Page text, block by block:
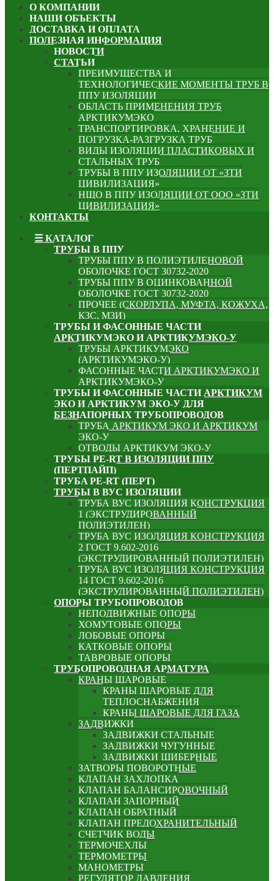
О КОМПАНИИ
НАШИ ОБЪЕКТЫ
ДОСТАВКА И ОПЛАТА
ПОЛЕЗНАЯ ИНФОРМАЦИЯ
НОВОСТИ
СТАТЬИ
ПРЕИМУЩЕСТВА И
ТЕХНОЛОГИЧЕСКИЕ МОМЕНТЫ ТРУБ В
ППУ ИЗОЛЯЦИИ
ОБЛАСТЬ ПРИМЕНЕНИЯ ТРУБ
АРКТИКУМЭКО
ТРАНСПОРТИРОВКА, ХРАНЕНИЕ И
ПОГРУЗКА-РАЗГРУЗКА ТРУБ
ВИДЫ ИЗОЛЯЦИИ ПЛАСТИКОВЫХ И
СТАЛЬНЫХ ТРУБ
ТРУБЫ В ППУ ИЗОЛЯЦИИ ОТ «ЗТИ
ЦИВИЛИЗАЦИЯ»
НЩО В ППУ ИЗОЛЯЦИИ ОТ ООО «ЗТИ
ЦИВИЛИЗАЦИЯ»
КОНТАКТЫ
☰ КАТАЛОГ
ТРУБЫ В ППУ
ТРУБЫ ППУ В ПОЛИЭТИЛЕНОВОЙ
ОБОЛОЧКЕ ГОСТ 30732-2020
ТРУБЫ ППУ В ОЦИНКОВАННОЙ
ОБОЛОЧКЕ ГОСТ 30732-2020
ПРОЧЕЕ (СКОРЛУПА, МУФТА, КОЖУХА,
КЗС, МЗИ)
ТРУБЫ И ФАСОННЫЕ ЧАСТИ
АРКТИКУМЭКО И АРКТИКУМЭКО-У
ТРУБЫ АРКТИКУМЭКО
(АРКТИКУМЭКО-У)
ФАСОННЫЕ ЧАСТИ АРКТИКУМЭКО И
АРКТИКУМЭКО-У
ТРУБЫ И ФАСОННЫЕ ЧАСТИ АРКТИКУМ
ЭКО И АРКТИКУМ ЭКО-У ДЛЯ
БЕЗНАПОРНЫХ ТРУБОПРОВОДОВ
ТРУБА АРКТИКУМ ЭКО И АРКТИКУМ
ЭКО-У
ОТВОДЫ АРКТИКУМ ЭКО-У
ТРУБЫ PE-RT В ИЗОЛЯЦИИ ППУ
(ПЕРТПАЙП)
⁠ТРУБA PE-RT (ПЕРТ)
ТРУБЫ В ВУС ИЗОЛЯЦИИ
ТРУБА ВУС ИЗОЛЯЦИЯ КОНСТРУКЦИЯ
1 (ЭКСТРУДИРОВАННЫЙ
ПОЛИЭТИЛЕН)
ТРУБА ВУС ИЗОЛЯЦИЯ КОНСТРУКЦИЯ
2 ГОСТ 9.602-2016
(ЭКСТРУДИРОВАННЫЙ ПОЛИЭТИЛЕН)
ТРУБА ВУС ИЗОЛЯЦИЯ КОНСТРУКЦИЯ
14 ГОСТ 9.602-2016
(ЭКСТРУДИРОВАННЫЙ ПОЛИЭТИЛЕН)
ОПОРЫ ТРУБОПРОВОДОВ
НЕПОДВИЖНЫЕ ОПОРЫ
ХОМУТОВЫЕ ОПОРЫ
ЛОБОВЫЕ ОПОРЫ
КАТКОВЫЕ ОПОРЫ
ТАВРОВЫЕ ОПОРЫ
ТРУБОПРОВОДНАЯ АРМАТУРА
КРАНЫ ШАРОВЫЕ
КРАНЫ ШАРОВЫЕ ДЛЯ
ТЕПЛОСНАБЖЕНИЯ
КРАНЫ ШАРОВЫЕ ДЛЯ ГАЗА
ЗАДВИЖКИ
ЗАДВИЖКИ СТАЛЬНЫЕ
ЗАДВИЖКИ ЧУГУННЫЕ
ЗАДВИЖКИ ШИБЕРНЫЕ
ЗАТВОРЫ ПОВОРОТНЫЕ
КЛАПАН ЗАХЛОПКА
КЛАПАН БАЛАНСИРОВОЧНЫЙ
КЛАПАН ЗАПОРНЫЙ
КЛАПАН ОБРАТНЫЙ
КЛАПАН ПРЕДОХРАНИТЕЛЬНЫЙ
СЧЕТЧИК ВОДЫ
ТЕРМОЧЕХЛЫ
ТЕРМОМЕТРЫ
МАНОМЕТРЫ
РЕГУЛЯТОР ДАВЛЕНИЯ